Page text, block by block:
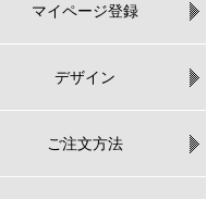
マイページ登録
デザイン
ご注文方法